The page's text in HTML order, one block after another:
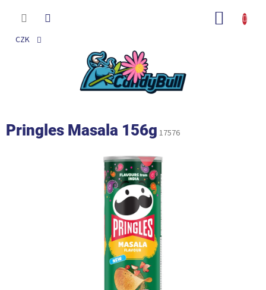
CZK
Pringles Masala 156g 17576